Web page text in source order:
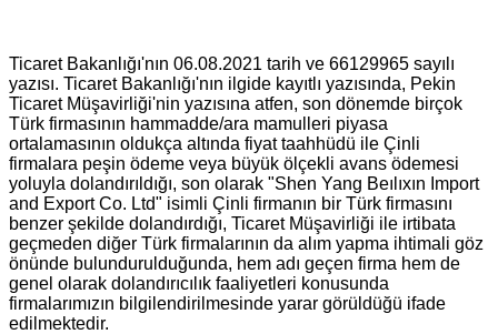
Ticaret Bakanlığı'nın 06.08.2021 tarih ve 66129965 sayılı
yazısı. Ticaret Bakanlığı'nın ilgide kayıtlı yazısında, Pekin
Ticaret Müşavirliği'nin yazısına atfen, son dönemde birçok
Türk firmasının hammadde/ara mamulleri piyasa
ortalamasının oldukça altında fiyat taahhüdü ile Çinli
firmalara peşin ödeme veya büyük ölçekli avans ödemesi
yoluyla dolandırıldığı, son olarak "Shen Yang Beılıxın Import
and Export Co. Ltd" isimli Çinli firmanın bir Türk firmasını
benzer şekilde dolandırdığı, Ticaret Müşavirliği ile irtibata
geçmeden diğer Türk firmalarının da alım yapma ihtimali göz
önünde bulundurulduğunda, hem adı geçen firma hem de
genel olarak dolandırıcılık faaliyetleri konusunda
firmalarımızın bilgilendirilmesinde yarar görüldüğü ifade
edilmektedir.